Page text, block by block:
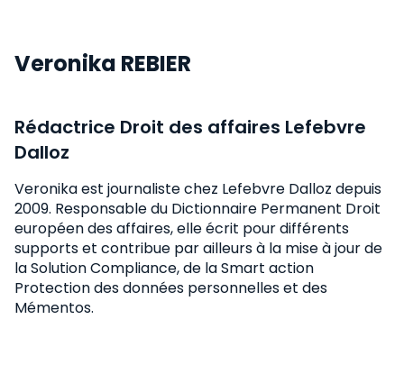
Veronika REBIER
Rédactrice Droit des affaires Lefebvre
Dalloz
Veronika est journaliste chez Lefebvre Dalloz depuis
2009. Responsable du Dictionnaire Permanent Droit
européen des affaires, elle écrit pour différents
supports et contribue par ailleurs à la mise à jour de
la Solution Compliance, de la Smart action
Protection des données personnelles et des
Mémentos.